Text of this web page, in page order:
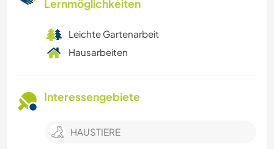
Lernmöglichkeiten
Leichte Gartenarbeit
Hausarbeiten
Interessengebiete
HAUSTIERE